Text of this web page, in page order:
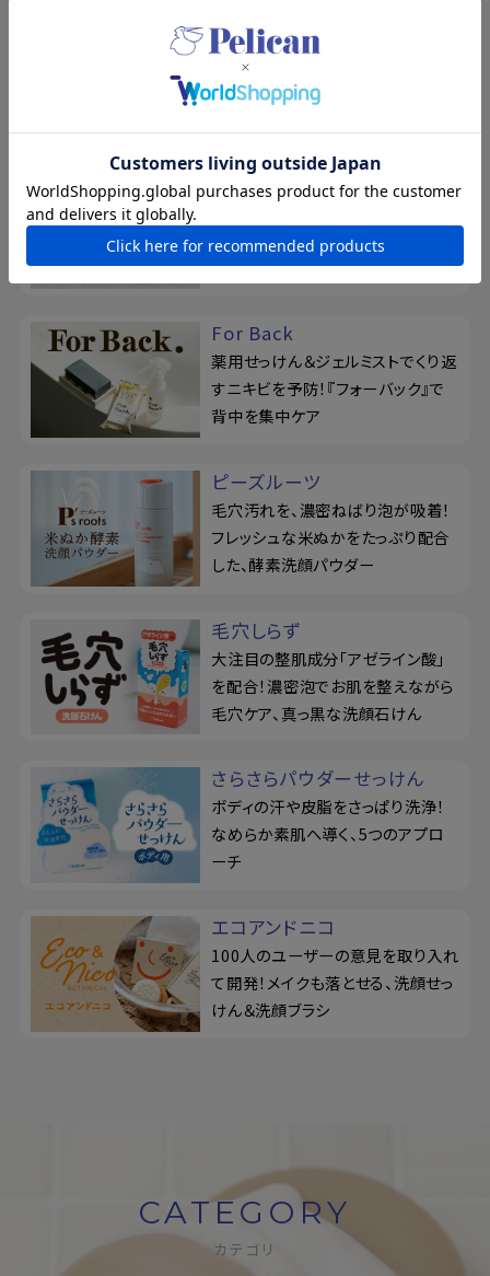
大人の工場見学
埼玉工場に潜入！ロングセラー『恋
するおしり ヒップケアソープ』がで
ドットウォッシー
悩みを徹底ケア。シルク玉とせっけ
ん置きの3点セット
For Back
薬用せっけん＆ジェルミストでくり返
すニキビを予防！『フォーバック』で
背中を集中ケア
ピーズルーツ
毛穴汚れを、濃密ねばり泡が吸着！
フレッシュな米ぬかをたっぷり配合
した、酵素洗顔パウダー
毛穴しらず
大注目の整肌成分「アゼライン酸」
を配合！濃密泡でお肌を整えながら
毛穴ケア、真っ黒な洗顔石けん
さらさらパウダーせっけん
ボディの汗や皮脂をさっぱり洗浄！
なめらか素肌へ導く、5つのアプロ
ーチ
エコアンドニコ
100人のユーザーの意見を取り入れ
て開発！メイクも落とせる、洗顔せっ
けん＆洗顔ブラシ
CATEGORY
カテゴリ